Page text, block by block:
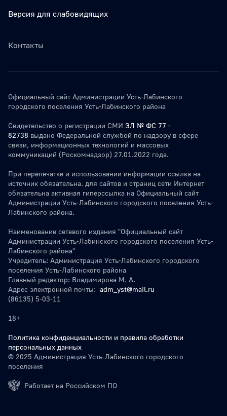
Версия для слабовидящих
Контакты
Официальный сайт Администрации Усть-Лабинского
городского поселения Усть-Лабинского района
Свидетельство о регистрации СМИ ЭЛ № ФС 77 -
82738 выдано Федеральной службой по надзору в сфере
связи, информационных технологий и массовых
коммуникаций (Роскомнадзор) 27.01.2022 года.
При перепечатке и использовании информации ссылка на
источник обязательна. для сайтов и страниц сети Интернет
обязательна активная гиперссылка на Официальный сайт
Администрации Усть-Лабинского городского поселения Усть-
Лабинского района.
Наименование сетевого издания "Официальный сайт
Администрации Усть-Лабинского городского поселения Усть-
Лабинского района"
Учредитель: Администрация Усть-Лабинского городского
поселения Усть-Лабинского района
Главный редактор: Владимирова М. А.
Адрес электронной почты: adm_yst@mail.ru
(86135) 5-03-11
18+
Политика конфиденциальности и правила обработки
персональных данных
© 2025 Администрация Усть-Лабинского городского
поселения
Работает на Российском ПО